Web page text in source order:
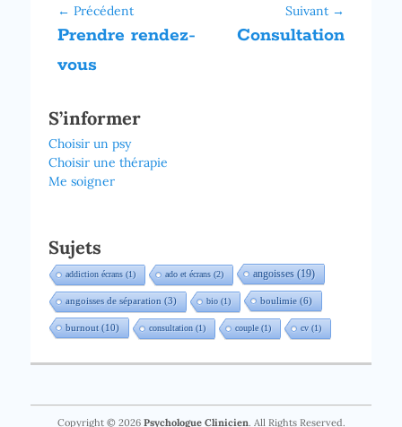
Navigation
de
l’article
← Précédent
Article
Prendre rendez-
vous
Suivant →
ArticleConsultation
S’informer
Choisir un psy
Choisir une thérapie
Me soigner
Sujets
addiction écrans (1) ado et écrans (2) angoisses (19)
angoisses de séparation (3) bio (1) boulimie (6)
burnout (10) consultation (1) couple (1) cv(1)
Copyright © 2026 Psychologue Clinicien. All Rights Reserved.